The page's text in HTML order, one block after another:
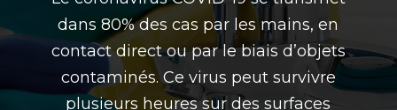
dans 80% des cas par les mains, en
contact direct ou par le biais d’objets
contaminés. Ce virus peut survivre
plusieurs heures sur des surfaces